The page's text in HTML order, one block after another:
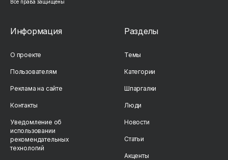
Все права защищены
Информация
О проекте
Пользователям
Реклама на сайте
Контакты
Уведомление об
использовании
рекомендательных
технологий
Разделы
Темы
Категории
Шпаргалки
Люди
Новости
Статьи
Акценты